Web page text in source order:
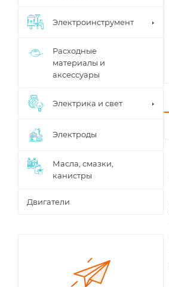
Электроинструмент
Расходные
материалы и
аксессуары
Электрика и свет
Электроды
Масла, смазки,
канистры
Двигатели